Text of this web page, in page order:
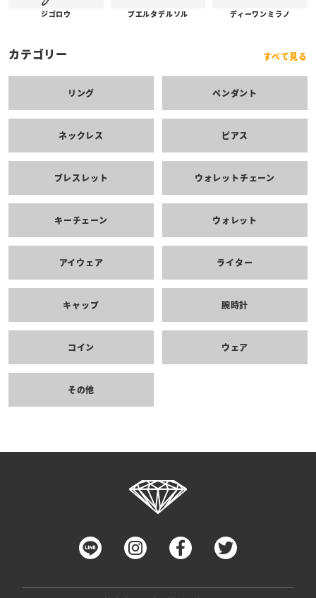
ジゴロウ プエルタデルソル ディーワンミラノ
カテゴリー すべて見る
リング ペンダント
ネックレス ピアス
ブレスレット ウォレットチェーン
キーチェーン ウォレット
アイウェア ライター
キャップ 腕時計
コイン ウェア
その他